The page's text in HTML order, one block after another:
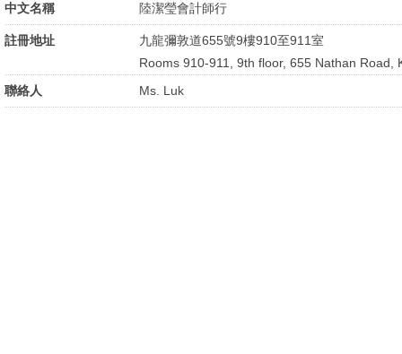
中文名稱 陸潔瑩會計師行
註冊地址
九龍彌敦道655號9樓910至911室
Rooms 910-911, 9th floor, 655 Nathan Road,
聯絡人
Ms. Luk